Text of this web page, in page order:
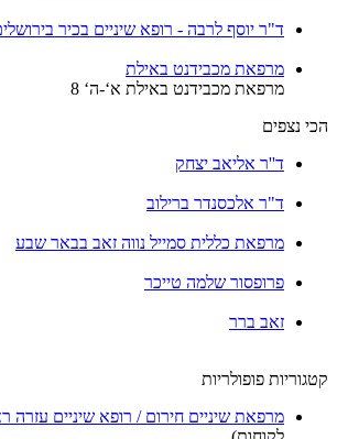
ד"ר יוסף לרבה - רופא שיניים בכיר
מרפאת מכבידנט באילת
מרפאת מכבידנט באילת א‘-ה‘ 8
הכי נצפים
ד''ר אליאב יצחק
ד"ר אלכסנדר ברילוב
מרפאת כללית סמייל נווה זאב בבאר שבע
פרופסור שלמה טייכר
זאב ברר
קטגוריות פופולריות
מרפאת שיניים חירום / רופא שיניים עזרה